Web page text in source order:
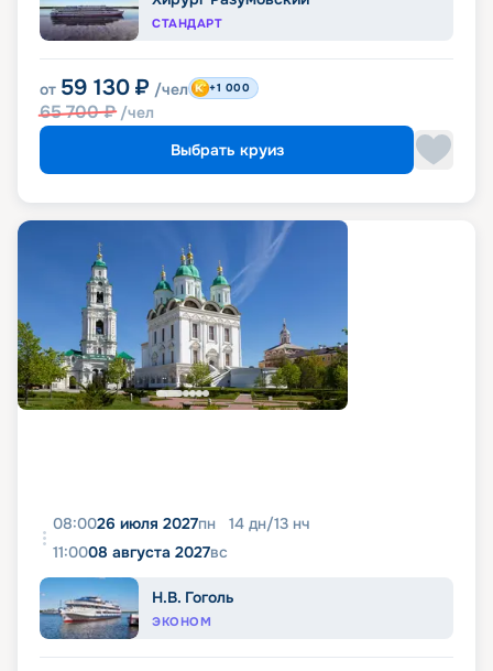
СТАНДАРТ
от 59 130 ₽ /чел
65 700₽ /чел
+1 000
Выбрать круиз
08:0026 июля 2027пн 14 дн/13 нч
11:0008 августа 2027вс
Н.В. Гоголь
ЭКОНОМ